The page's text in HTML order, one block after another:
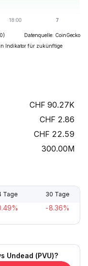
Datenquelle: CoinGecko
Indikator für zukünftige
90.27K
2.86
22.59
300.00M
Tage 30 Tage
-8.36%
Undead (PVU)?